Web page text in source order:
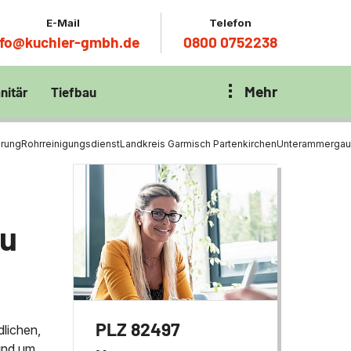
E-Mail
gmbh.de
Telefon
0800 0752238
Klärbecken
per
Tiefbau
Zentrum München
Tiefbau Mehr
RohrreinigungsdienstLandkreis Garmisch PartenkirchenUnterammergau
PLZ 82497